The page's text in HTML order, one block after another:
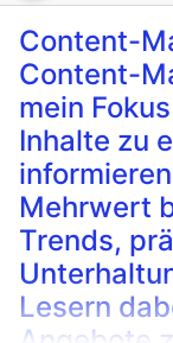
Der 64-Jährige
Verbrennungen
Nach der
das Rote Kreuz
in das LKH
Content-
Content-
mein
Inhalte zu
Mehrwert
Trends,
Lesern